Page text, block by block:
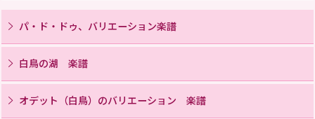
パ・ド・ドゥ、バリエーション楽譜
白鳥の湖 楽譜
オデット（白鳥）のバリエーション 楽譜